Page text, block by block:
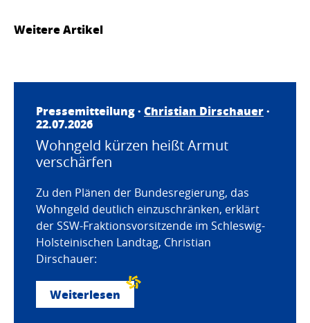
Weitere Artikel
Pressemitteilung · Christian Dirschauer·
22.07.2026
Wohngeld kürzen heißt Armut
verschärfen
Zu den Plänen der Bundesregierung, das
Wohngeld deutlich einzuschränken, erklärt
der SSW-Fraktionsvorsitzende im Schleswig-
Holsteinischen Landtag, Christian
Dirschauer:
Weiterlesen